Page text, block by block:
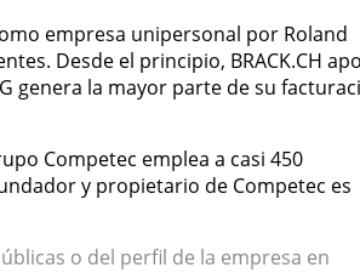
empresa unipersonal por Roland
Desde el principio, BRACK.CH
genera la mayor parte de su
Competec emplea a casi 450
y propietario de Competec es
o del perfil de la empresa en